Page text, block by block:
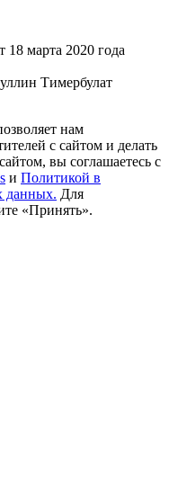
18 марта 2020 года
Тимербулат
нам
с сайтом и делать
вы соглашаетесь с
и Политикой в
данных. Для
«Принять».